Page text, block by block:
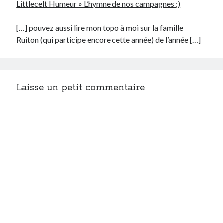
Littlecelt Humeur » L’hymne de nos campagnes ;)
[…] pouvez aussi lire mon topo à moi sur la famille
Ruiton (qui participe encore cette année) de l’année […]
Laisse un petit commentaire